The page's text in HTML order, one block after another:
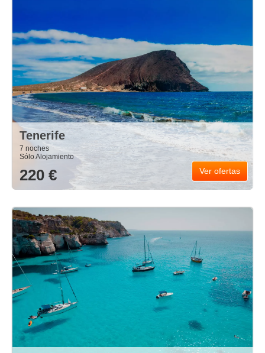
Tenerife
7 noches
Sólo Alojamiento
220 € Ver ofertas